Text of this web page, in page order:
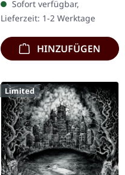
Die norwegischen Black…
Sofort verfügbar,
Lieferzeit: 1-2 Werktage
HINZUFÜGEN
Limited